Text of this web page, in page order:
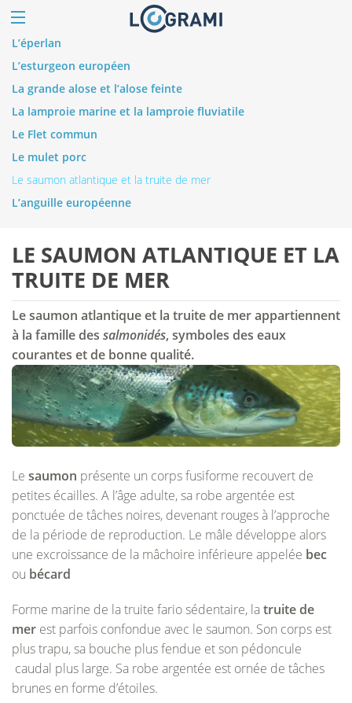
L’éperlan
L’esturgeon européen
La grande alose et l’alose feinte
La lamproie marine et la lamproie fluviatile
Le Flet commun
Le mulet porc
Le saumon atlantique et la truite de mer
L’anguille européenne
LE SAUMON ATLANTIQUE ET LA
TRUITE DE MER
Le saumon atlantique et la truite de mer appartiennent
à la famille des salmonidés, symboles des eaux
courantes et de bonne qualité.
Le saumon présente un corps fusiforme recouvert de
petites écailles. A l’âge adulte, sa robe argentée est
ponctuée de tâches noires, devenant rouges à l’approche
de la période de reproduction. Le mâle développe alors
une excroissance de la mâchoire inférieure appelée bec
ou bécard
Forme marine de la truite fario sédentaire, latruite de
mer est parfois confondue avec le saumon. Son corps est
plus trapu, sa bouche plus fendue et son pédoncule
caudal plus large. Sa robe argentée est ornée de tâches
brunes en forme d’étoiles.